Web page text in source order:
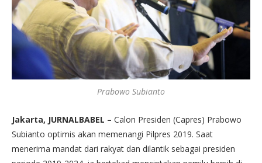
Prabowo Subianto
Jakarta, JURNALBABEL – Calon Presiden (Capres) Prabowo
Subianto optimis akan memenangi Pilpres 2019. Saat
menerima mandat dari rakyat dan dilantik sebagai presiden